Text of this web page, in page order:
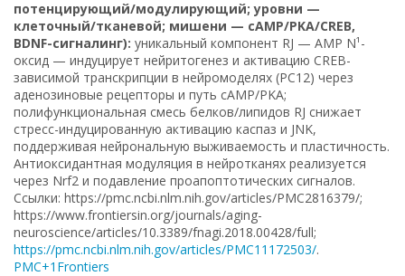
потенцирующий/модулирующий; уровни —
клеточный/тканевой; мишени — cAMP/PKA/CREB,
BDNF-сигналинг): уникальный компонент RJ — AMP N¹-
оксид — индуцирует нейритогенез и активацию CREB-
зависимой транскрипции в нейромоделях (PC12) через
аденозиновые рецепторы и путь cAMP/PKA;
полифункциональная смесь белков/липидов RJ снижает
стресс-индуцированную активацию каспаз и JNK,
поддерживая нейрональную выживаемость и пластичность.
Антиоксидантная модуляция в нейротканях реализуется
через Nrf2 и подавление проапоптотических сигналов.
Ссылки: https://pmc.ncbi.nlm.nih.gov/articles/PMC2816379/;
https://www.frontiersin.org/journals/aging-
neuroscience/articles/10.3389/fnagi.2018.00428/full;
https://pmc.ncbi.nlm.nih.gov/articles/PMC11172503/.
PMC+1 Frontiers